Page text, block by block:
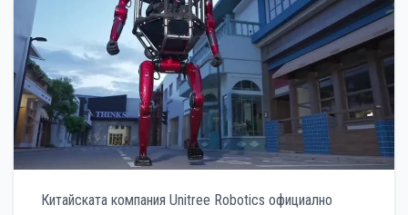
Китайската компания Unitree Robotics официално